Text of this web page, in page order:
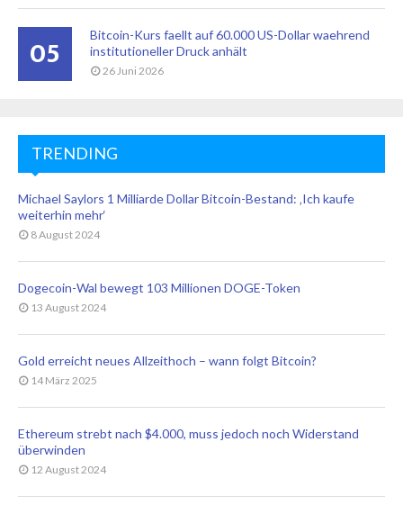
05
Bitcoin-Kurs faellt auf 60.000 US-Dollar waehrend
institutioneller Druck anhält
26 Juni 2026
TRENDING
Michael Saylors 1 Milliarde Dollar Bitcoin-Bestand: ‚Ich kaufe
weiterhin mehr‘
8 August 2024
Dogecoin-Wal bewegt 103 Millionen DOGE-Token
13 August 2024
Gold erreicht neues Allzeithoch – wann folgt Bitcoin?
14 März 2025
Ethereum strebt nach $4.000, muss jedoch noch Widerstand
überwinden
12 August 2024